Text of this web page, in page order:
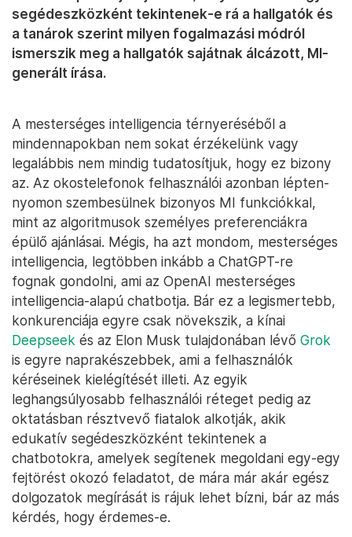
segédeszközként tekintenek-e rá a hallgatók és
a tanárok szerint milyen fogalmazási módról
ismerszik meg a hallgatók sajátnak álcázott, MI-
generált írása.
A mesterséges intelligencia térnyeréséből a
mindennapokban nem sokat érzékelünk vagy
legalábbis nem mindig tudatosítjuk, hogy ez bizony
az. Az okostelefonok felhasználói azonban lépten-
nyomon szembesülnek bizonyos MI funkciókkal,
mint az algoritmusok személyes preferenciákra
épülő ajánlásai. Mégis, ha azt mondom, mesterséges
intelligencia, legtöbben inkább a ChatGPT-re
fognak gondolni, ami az OpenAI mesterséges
intelligencia-alapú chatbotja. Bár ez a legismertebb,
konkurenciája egyre csak növekszik, a kínai
Deepseek és az Elon Musk tulajdonában lévő Grok
is egyre naprakészebbek, ami a felhasználók
kéréseinek kielégítését illeti. Az egyik
leghangsúlyosabb felhasználói réteget pedig az
oktatásban résztvevő fiatalok alkotják, akik
edukatív segédeszközként tekintenek a
chatbotokra, amelyek segítenek megoldani egy-egy
fejtörést okozó feladatot, de mára már akár egész
dolgozatok megírását is rájuk lehet bízni, bár az más
kérdés, hogy érdemes-e.